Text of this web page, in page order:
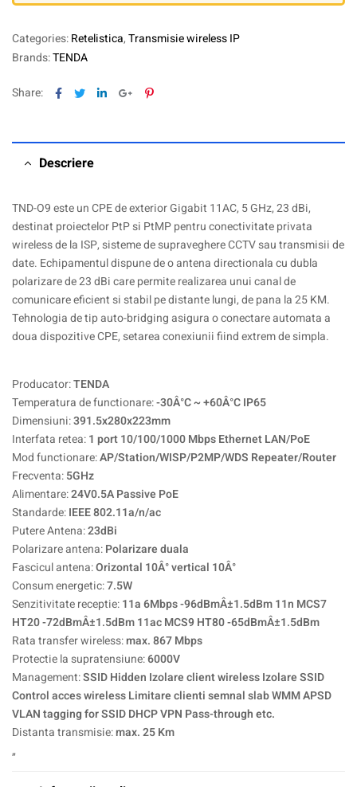
Categories:Retelistica,Transmisie wireless IP
Brands:TENDA
Share: Facebook
TwitterLinkedinGoogle+Pinterest
Descriere
TND-O9 este un CPE de exterior Gigabit 11AC, 5 GHz, 23 dBi,
destinat proiectelor PtP si PtMP pentru conectivitate privata
wireless de la ISP, sisteme de supraveghere CCTV sau transmisii de
date. Echipamentul dispune de o antena directionala cu dubla
polarizare de 23 dBi care permite realizarea unui canal de
comunicare eficient si stabil pe distante lungi, de pana la 25 KM.
Tehnologia de tip auto-bridging asigura o conectare automata a
doua dispozitive CPE, setarea conexiunii fiind extrem de simpla.
Producator:TENDA
Temperatura de functionare:-30Â°C ~ +60Â°C IP65
Dimensiuni:391.5x280x223mm
Interfata retea:1 port 10/100/1000 Mbps Ethernet LAN/PoE
Mod functionare:AP/Station/WISP/P2MP/WDS Repeater/Router
Frecventa:5GHz
Alimentare:24V0.5A Passive PoE
Standarde:IEEE 802.11a/n/ac
Putere Antena:23dBi
Polarizare antena:Polarizare duala
Fascicul antena:Orizontal 10Â° vertical 10Â°
Consum energetic:7.5W
Senzitivitate receptie:11a 6Mbps -96dBmÂ±1.5dBm 11n MCS7
HT20 -72dBmÂ±1.5dBm 11ac MCS9 HT80 -65dBmÂ±1.5dBm
Rata transfer wireless:max. 867 Mbps
Protectie la supratensiune:6000V
Management:SSID Hidden Izolare client wireless Izolare SSID
Control acces wireless Limitare clienti semnal slab WMM APSD
VLAN tagging for SSID DHCP VPN Pass-through etc.
Distanta transmisie:max. 25 Km
„